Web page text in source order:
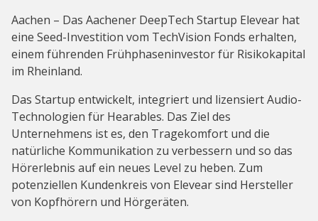
Aachen – Das Aachener DeepTech Startup Elevear hat
eine Seed-Investition vom TechVision Fonds erhalten,
einem führenden Frühphaseninvestor für Risikokapital
im Rheinland.
Das Startup entwickelt, integriert und lizensiert Audio-
Technologien für Hearables. Das Ziel des
Unternehmens ist es, den Tragekomfort und die
natürliche Kommunikation zu verbessern und so das
Hörerlebnis auf ein neues Level zu heben. Zum
potenziellen Kundenkreis von Elevear sind Hersteller
von Kopfhörern und Hörgeräten.